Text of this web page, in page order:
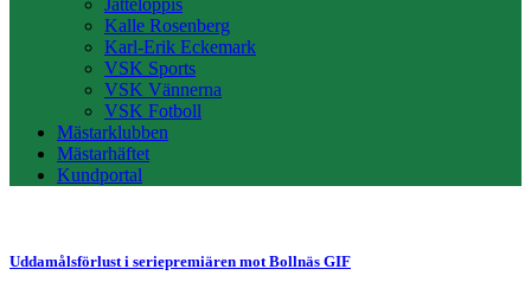
Kalle Rosenberg
Karl-Erik Eckemark
VSK Sports
VSK Vännerna
VSK Fotboll
Mästarklubben
Mästarhäftet
Kundportal
Uddamålsförlust i seriepremiären mot Bollnäs GIF